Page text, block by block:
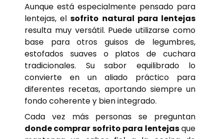
Aunque está especialmente pensado para
lentejas, elsofrito natural para lentejas
resulta muy versátil. Puede utilizarse como
base para otros guisos de legumbres,
estofados suaves o platos de cuchara
tradicionales. Su sabor equilibrado lo
convierte en un aliado práctico para
diferentes recetas, aportando siempre un
fondo coherente y bien integrado.
Cada vez más personas se preguntan
donde comprar sofrito para lentejasque